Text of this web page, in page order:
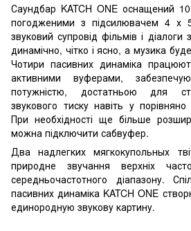
Саундбар KATCH ONE оснащений
погодженими з підсилювачем 4 х
звуковий супровід фільмів і
динамічно, чітко і ясно, а музика
Чотири пасивних динаміка
активними вуферами,
потужністю, достатньою для
звукового тиску навіть у
При необхідності ще більше
можна підключити сабвуфер.
Два надлегких мягкокупольных
природне звучання верхніх
середньочастотного діапазону.
пасивних динаміка KATCH ONE
единородную звукову картину.